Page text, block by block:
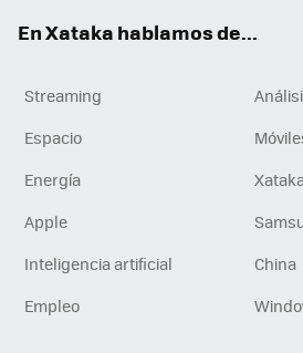
En Xataka hablamos de...
Streaming
Espacio
Energía
Apple
Inteligencia artificial
China
Empleo